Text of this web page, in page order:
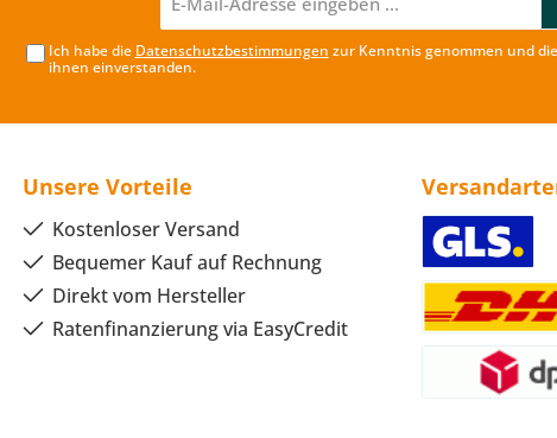
Mail-
Adresse*
Ich habe die Datenschutzbestimmungen zur Kenntnis genommen und die
ihnen einverstanden.
Unsere Vorteile
Kostenloser Versand
Bequemer Kauf auf Rechnung
Direkt vom Hersteller
Ratenfinanzierung via EasyCredit